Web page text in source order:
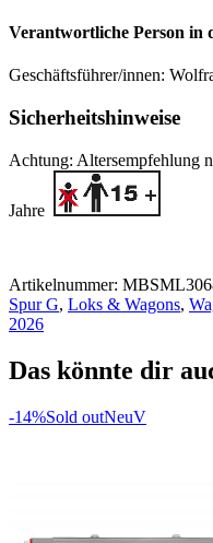
Verantwortliche Person in
Geschäftsführer/innen:
Sicherheitshinweise
Achtung: Altersempfehlung
Jahre
Artikelnummer:
Spur G, Loks & Wagons,
2026
Das könnte dir
-14%Sold outNeuV